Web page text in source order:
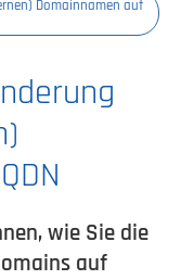
Domainnamen auf
wie Sie die
auf